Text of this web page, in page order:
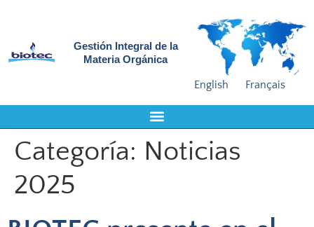
Gestión Integral de la
Materia Orgánica
English Français
Categoría: Noticias
2025